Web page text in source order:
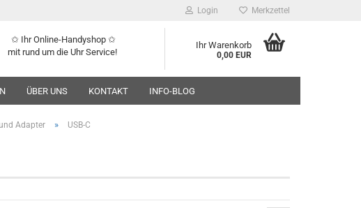
Login Merkzettel
✩ Ihr Online-Handyshop ✩
mit rund um die Uhr Service!
Ihr Warenkorb
0,00 EUR
ÜBER UNS KONTAKT INFO-BLOG
Adapter » USB-C